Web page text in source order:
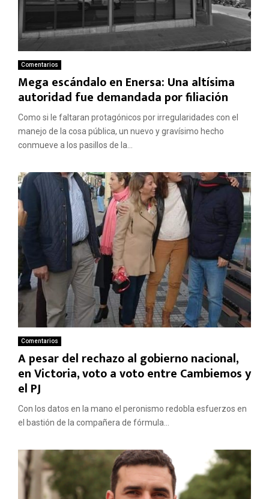
Comentarios
Mega escándalo en Enersa: Una altísima
autoridad fue demandada por filiación
Como si le faltaran protagónicos por irregularidades con el
manejo de la cosa pública, un nuevo y gravísimo hecho
conmueve a los pasillos de la...
Comentarios
A pesar del rechazo al gobierno nacional,
en Victoria, voto a voto entre Cambiemos y
el PJ
Con los datos en la mano el peronismo redobla esfuerzos en
el bastión de la compañera de fórmula...